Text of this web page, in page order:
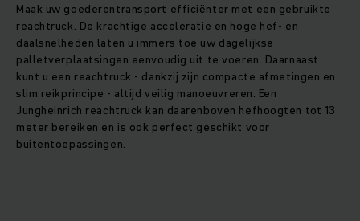
Maak uw goederentransport efficiënter met een gebruikte
reachtruck. De krachtige acceleratie en hoge hef- en
daalsnelheden laten u immers toe uw dagelijkse
palletverplaatsingen eenvoudig uit te voeren. Daarnaast
kunt u een reachtruck - dankzij zijn compacte afmetingen en
slim reikprincipe - altijd veilig manoeuvreren. Een
Jungheinrich reachtruck kan daarenboven hefhoogten tot 13
meter bereiken en is ook perfect geschikt voor
buitentoepassingen.